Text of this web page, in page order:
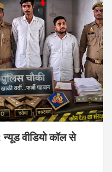
वीडियो कॉल से